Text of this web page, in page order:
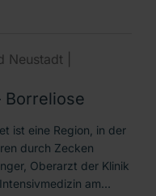
Neustadt |
Borreliose
ist eine Region, in der
durch Zecken
Oberarzt der Klinik
am…